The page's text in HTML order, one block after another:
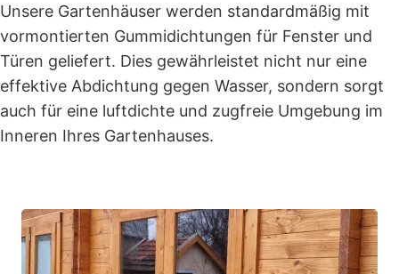
Unsere Gartenhäuser werden standardmäßig mit
vormontierten Gummidichtungen für Fenster und
Türen geliefert. Dies gewährleistet nicht nur eine
effektive Abdichtung gegen Wasser, sondern sorgt
auch für eine luftdichte und zugfreie Umgebung im
Inneren Ihres Gartenhauses.